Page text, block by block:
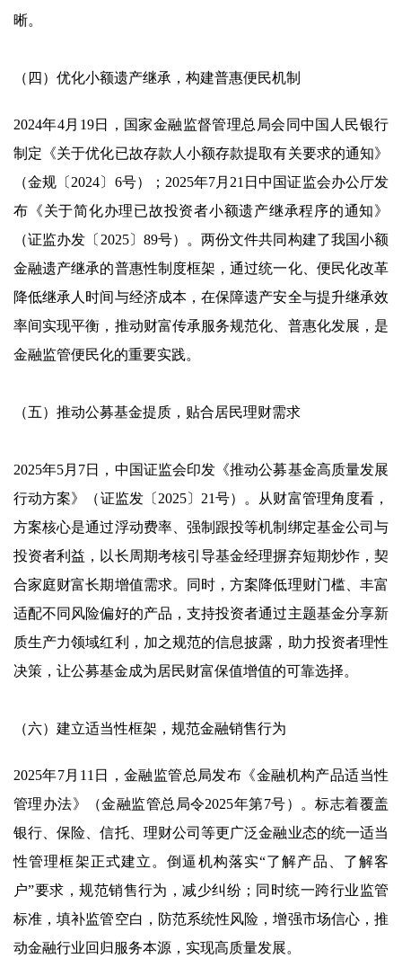
晰。
（四）优化小额遗产继承，构建普惠便民机制
2024年4月19日，国家金融监督管理总局会同中国人民银行
制定《关于优化已故存款人小额存款提取有关要求的通知》
（金规〔2024〕6号）；2025年7月21日中国证监会办公厅发
布《关于简化办理已故投资者小额遗产继承程序的通知》
（证监办发〔2025〕89号）。两份文件共同构建了我国小额
金融遗产继承的普惠性制度框架，通过统一化、便民化改革
降低继承人时间与经济成本，在保障遗产安全与提升继承效
率间实现平衡，推动财富传承服务规范化、普惠化发展，是
金融监管便民化的重要实践。
（五）推动公募基金提质，贴合居民理财需求
2025年5月7日，中国证监会印发《推动公募基金高质量发展
行动方案》（证监发〔2025〕21号）。从财富管理角度看，
方案核心是通过浮动费率、强制跟投等机制绑定基金公司与
投资者利益，以长周期考核引导基金经理摒弃短期炒作，契
合家庭财富长期增值需求。同时，方案降低理财门槛、丰富
适配不同风险偏好的产品，支持投资者通过主题基金分享新
质生产力领域红利，加之规范的信息披露，助力投资者理性
决策，让公募基金成为居民财富保值增值的可靠选择。
（六）建立适当性框架，规范金融销售行为
2025年7月11日，金融监管总局发布《金融机构产品适当性
管理办法》（金融监管总局令2025年第7号）。标志着覆盖
银行、保险、信托、理财公司等更广泛金融业态的统一适当
性管理框架正式建立。倒逼机构落实“了解产品、了解客
户”要求，规范销售行为，减少纠纷；同时统一跨行业监管
标准，填补监管空白，防范系统性风险，增强市场信心，推
动金融行业回归服务本源，实现高质量发展。